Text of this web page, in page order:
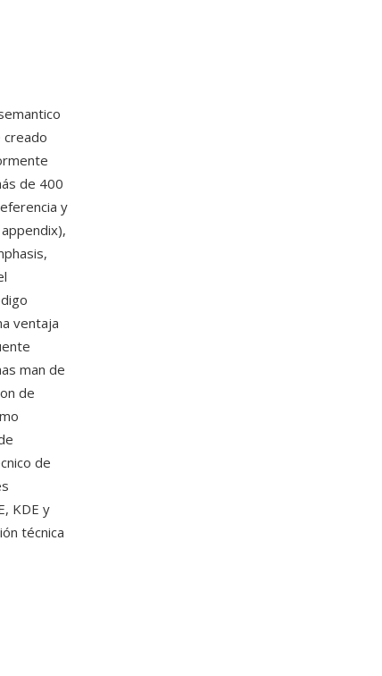
creado
de 400
y
ventaja
man de
de
de
KDE y
técnica